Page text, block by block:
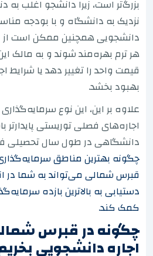
بزرگ‌تر است، زیرا دانشجو اغلب به
نزدیک به دانشگاه و با بودجه
دانشجویی همچنین ممکن است از
هر ترم بهره‌مند شوند و به مالک
قیمت واحد را تغییر دهد یا شرایط
بهبود بخشد.
علاوه بر این، این نوع
اجاره‌های فصلی توریستی
دانشگاهی در طول سال تحصیلی
چگونه بهترین مناطق
قبرس شمالی می‌تواند به شما در
دستیابی به بالاترین بازده
کمک کند.
چگونه در قبرس
اجاره دانشجویی